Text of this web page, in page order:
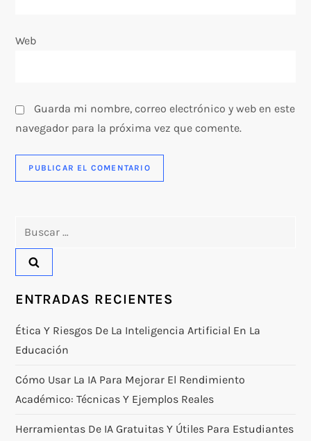
Web
Guarda mi nombre, correo electrónico y web en este
navegador para la próxima vez que comente.
ENTRADAS RECIENTES
Ética Y Riesgos De La Inteligencia Artificial En La
Educación
Cómo Usar La IA Para Mejorar El Rendimiento
Académico: Técnicas Y Ejemplos Reales
Herramientas De IA Gratuitas Y Útiles Para Estudiantes